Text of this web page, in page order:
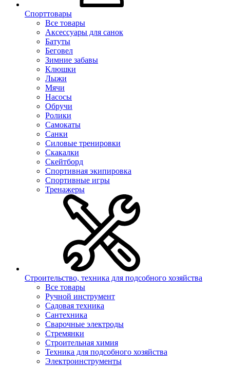
Спорттовары
Все товары
Аксессуары для санок
Батуты
Беговел
Зимние забавы
Клюшки
Лыжи
Мячи
Насосы
Обручи
Ролики
Самокаты
Санки
Силовые тренировки
Скакалки
Скейтборд
Спортивная экипировка
Спортивные игры
Тренажеры
Строительство, техника для подсобного хозяйства
Все товары
Ручной инструмент
Садовая техника
Сантехника
Сварочные электроды
Стремянки
Строительная химия
Техника для подсобного хозяйства
Электроинструменты